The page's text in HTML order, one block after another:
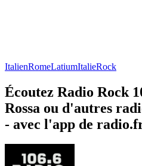
ItalienRomeLatiumItalieRock
Écoutez Radio Rock
Rossa ou d'autres
- avec l'app de